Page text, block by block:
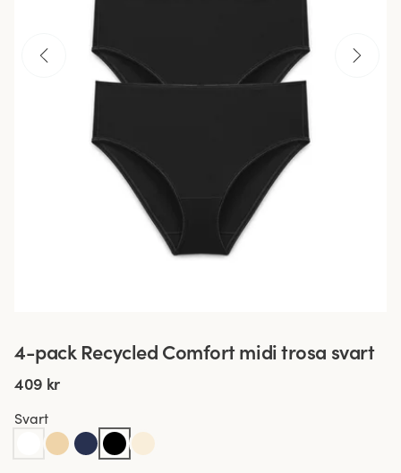
4-pack Recycled Comfort midi trosa svart
409 kr
Svart